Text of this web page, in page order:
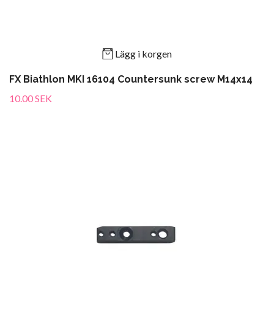
Lägg i korgen
FX Biathlon MKI 16104 Countersunk screw M14x14
10.00 SEK